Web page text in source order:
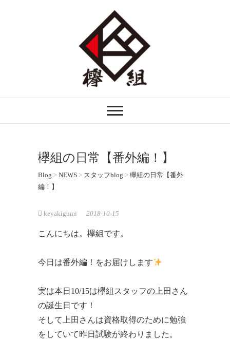
欅組｜けやきぐみ
かした木の家づくりを行う技術者集団で
欅組の日常【番外編！】
Blog > NEWS > スタッフblog > 欅組の日常【番外
編！】
keyakigumi 2018-10-15
こんにちは。欅組です。
今日は番外編！をお届けします
実は本日10/15は欅組スタッフの上田さん
の誕生日です！
そして上田さんは資格取得のために勉強
をしていて昨日試験が終わりました。